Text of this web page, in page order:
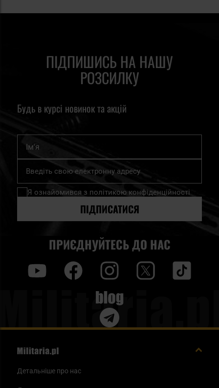
ПІДПИШИСЬ НА НАШУ
РОЗСИЛКУ
Будь в курсі новинок та акцій
Підпишіться
нашу
розсилку
Я ознайомився з політикою конфіденційності
ПІДПИСАТИСЯ
ПРИЄДНУЙТЕСЬ ДО НАС
Blog
Детальніше про нас